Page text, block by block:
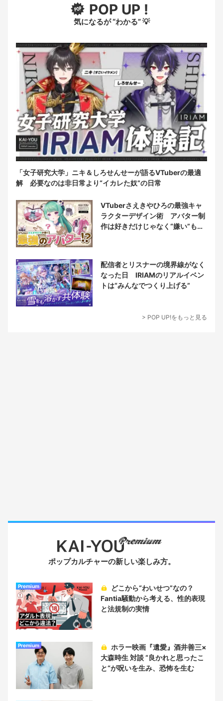
POP UP !
気になるが “わかる” 💡
「女子研究大学」ニキ＆しろせんせーが語るVTuberの最適
解 必要なのは非日常より“イカレた奴”の日常
VTuberさえきやひろの最強キャ
ラクターデザイン術 アバター制
作は好きだけじゃなく“嫌い”もブ
配信者とリスナーの境界線がなく
なった日 IRIAMのリアルイベン
トは“みんなでつくり上げる”
> POP UP!をもっと見る
ポップカルチャーの新しい楽しみ方。
Premium
Fantia騒動から考える、性的表現
と法規制の実情
Premium
大森時生 対談 “良かれと思ったこ
と“が呪いを生み、恐怖を生む